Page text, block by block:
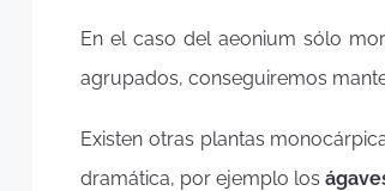
En el caso del aeonium sólo
agrupados, conseguiremos
Existen otras plantas
dramática, por ejemplo los